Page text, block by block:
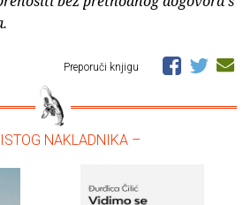
Preporuči knjigu
NAKLADNIKA –